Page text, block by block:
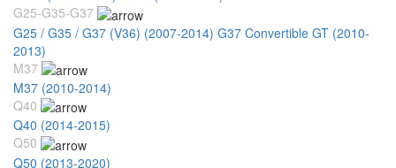
G25-G35-G37
G25 / G35 / G37 (V36) (2007-2014) G37 Convertible GT (2010-
2013)
M37
M37 (2010-2014)
Q40
Q40 (2014-2015)
Q50
Q50 (2013-2020)